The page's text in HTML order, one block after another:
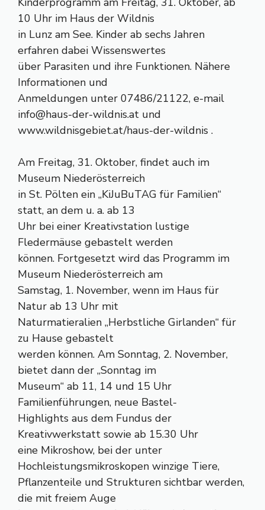
10 Uhr im Haus der Wildnis
in Lunz am See. Kinder ab sechs Jahren
erfahren dabei Wissenswertes
über Parasiten und ihre Funktionen. Nähere
Informationen und
Anmeldungen unter 07486/21122, e-mail
info@haus-der-wildnis.at und
www.wildnisgebiet.at/haus-der-wildnis .
Am Freitag, 31. Oktober, findet auch im
Museum Niederösterreich
in St. Pölten ein „KiJuBuTAG für Familien“
statt, an dem u. a. ab 13
Uhr bei einer Kreativstation lustige
Fledermäuse gebastelt werden
können. Fortgesetzt wird das Programm im
Museum Niederösterreich am
Samstag, 1. November, wenn im Haus für
Natur ab 13 Uhr mit
Naturmatieralien „Herbstliche Girlanden“ für
zu Hause gebastelt
werden können. Am Sonntag, 2. November,
bietet dann der „Sonntag im
Museum“ ab 11, 14 und 15 Uhr
Familienführungen, neue Bastel-
Highlights aus dem Fundus der
Kreativwerkstatt sowie ab 15.30 Uhr
eine Mikroshow, bei der unter
Hochleistungsmikroskopen winzige Tiere,
Pflanzenteile und Strukturen sichtbar werden,
die mit freiem Auge